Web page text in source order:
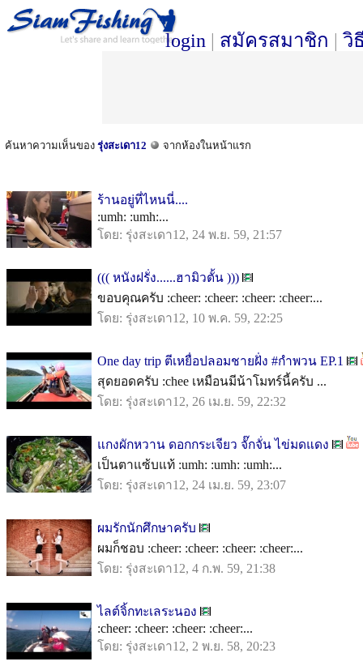
login | สมัครสมาชิก | วิ
ค้นหาความเห็นของ รุ่งสะเดา12 จากห้องในหน้าแรก
ร้านอยู่ที่ไหนนี่....
:umh: :umh:...
โดย: รุ่งสะเดา12, 24 พ.ย. 59, 21:57
((( หนังฝรั่ง......ฮามิวตั้น )))
ขอบคุณครับ :cheer: :cheer: :cheer: :cheer:...
โดย: รุ่งสะเดา12, 10 พ.ค. 59, 22:25
One day trip ตีเหยื่อปลอมชายฝั่ง #กำพวน EP.1
สุดยอดครับ :chee เหมือนมีน้าโมทร์นี้ครับ ...
โดย: รุ่งสะเดา12, 26 เม.ย. 59, 22:32
แกงผักหวาน ดอกกระเจียว จั๊กจั่น ไข่มดแดง
เป็นตาแซ้บแท้ :umh: :umh: :umh:...
โดย: รุ่งสะเดา12, 24 เม.ย. 59, 23:07
ผมรักนักศึกษาครับ
ผมก็ชอบ :cheer: :cheer: :cheer: :cheer:...
โดย: รุ่งสะเดา12, 4 ก.พ. 59, 21:38
ไลต์จิ้กทะเลระนอง
:cheer: :cheer: :cheer: :cheer:...
โดย: รุ่งสะเดา12, 2 พ.ย. 58, 20:23